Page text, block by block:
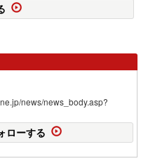
news/news_body.asp?
ローする